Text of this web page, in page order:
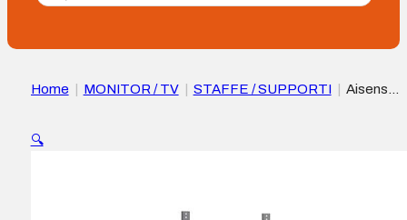
Home MONITOR / TV STAFFE / SUPPORTI
Aisens
86″ – Vassoio multiuso – Peso max. 120 kg – Colore Nero
🔍